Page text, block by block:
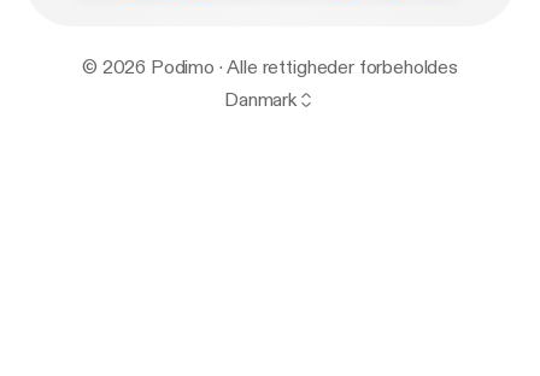
© 2026 Podimo · Alle rettigheder forbeholdes
Danmark